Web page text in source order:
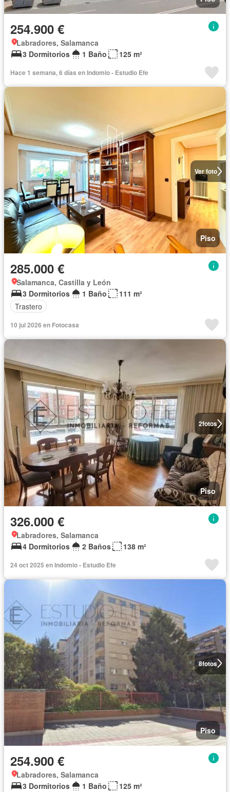
254.900 €
Labradores, Salamanca
3 Dormitorios
1 Baño 125 m²
Hace 1 semana, 6 días en Indomio - Estudio Efe
Ver foto
Piso
285.000 €
Salamanca, Castilla y León
3 Dormitorios
1 Baño
111 m²
Trastero
10 jul 2026 en Fotocasa
2fotos
Piso
326.000 €
Labradores, Salamanca
4 Dormitorios
2 Baños 138 m²
24 oct 2025 en Indomio - Estudio Efe
8fotos
Piso
254.900 €
Labradores, Salamanca
3 Dormitorios
1 Baño 125 m²